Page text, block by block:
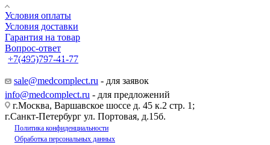
Условия оплаты
Условия доставки
Гарантия на товар
Вопрос-ответ
+7(495)797-41-77
sale@medcomplect.ru - для заявок
info@medcomplect.ru - для предложений
г.Москва, Варшавское шоссе д. 45 к.2 стр. 1;
г.Санкт-Петербург ул. Портовая, д.15б.
Политика конфиденциальности
Обработка персональных данных